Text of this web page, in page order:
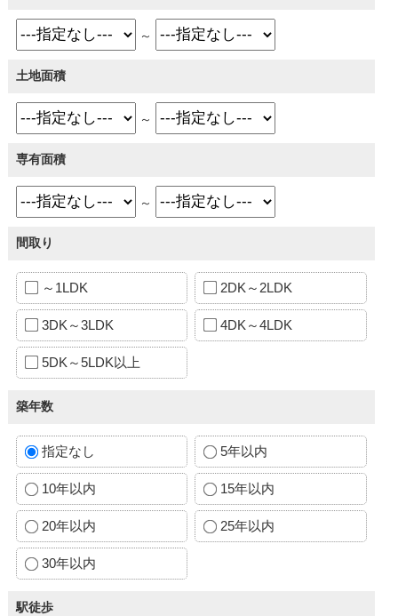
～
土地面積
～
専有面積
～
間取り
～1LDK 2DK～2LDK
3DK～3LDK 4DK～4LDK
5DK～5LDK以上
築年数
指定なし 5年以内
10年以内 15年以内
20年以内 25年以内
30年以内
駅徒歩